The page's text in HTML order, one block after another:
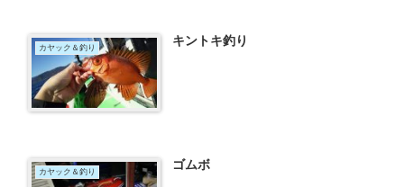
カヤック＆釣り キントキ釣り
カヤック＆釣り ゴムボ